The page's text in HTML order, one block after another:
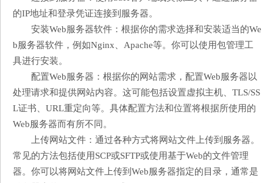
的IP地址和登录凭证连接到服务器。
安装Web服务器软件：根据你的需求选择和安装适当的We
b服务器软件，例如Nginx、Apache等。你可以使用包管理工
具进行安装。
配置Web服务器：根据你的网站需求，配置Web服务器以
处理请求和提供网站内容。这可能包括设置虚拟主机、TLS/SS
L证书、URL重定向等。具体配置方法和位置将根据所使用的
Web服务器而有所不同。
上传网站文件：通过各种方式将网站文件上传到服务器。
常见的方法包括使用SCP或SFTP或使用基于Web的文件管理
器。你可以将网站文件上传到Web服务器指定的目录，通常是